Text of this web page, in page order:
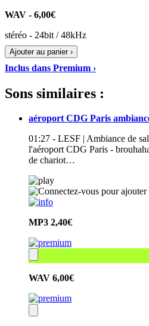
WAV - 6,00€
stéréo - 24bit / 48kHz
Ajouter au panier ›
Inclus dans Premium ›
Sons similaires :
aéroport CDG Paris
01:27 - LESF | Ambiance de
l'aéroport CDG Paris -
de chariot…
MP3 2,40€
WAV 6,00€